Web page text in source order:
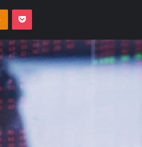
Odnoklassniki
Pocket